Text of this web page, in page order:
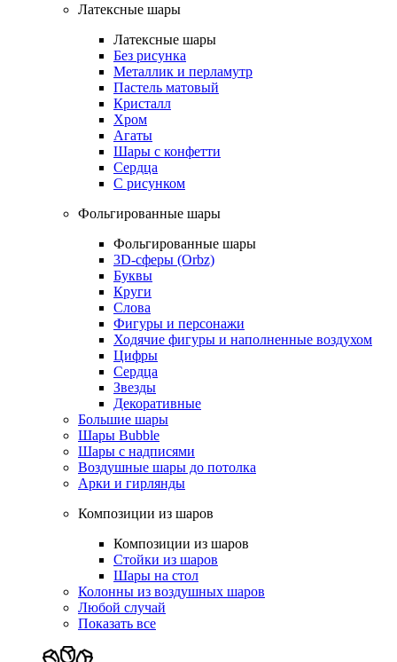
Латексные шары
Латексные шары
Без рисунка
Металлик и перламутр
Пастель матовый
Кристалл
Хром
Агаты
Шары с конфетти
Сердца
С рисунком
Фольгированные шары
Фольгированные шары
3D-сферы (Orbz)
Буквы
Круги
Слова
Фигуры и персонажи
Ходячие фигуры и наполненные воздухом
Цифры
Сердца
Звезды
Декоративные
Большие шары
Шары Bubble
Шары с надписями
Воздушные шары до потолка
Арки и гирлянды
Композиции из шаров
Композиции из шаров
Стойки из шаров
Шары на стол
Колонны из воздушных шаров
Любой случай
Показать все